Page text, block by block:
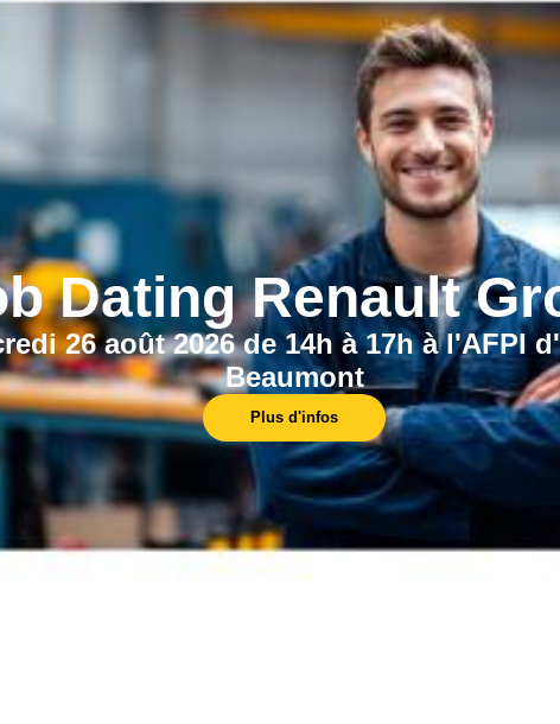
Dating Renault
26 août 2026 de 14h à 17h à l'AFPI
Beaumont
Plus d'infos
En savoir plus
Le programme régional
de formation
Trouvez la formation qui correspond au besoin
du marché.
LES POINTS FORTS